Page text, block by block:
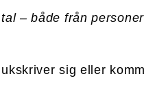
– både från
sig eller